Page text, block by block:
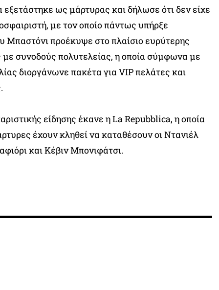
ως μάρτυρας και δήλωσε ότι δεν είχε
με τον οποίο πάντως υπήρξε
Μπαστόνι προέκυψε στο πλαίσιο ευρύτερης
με συνοδούς πολυτελείας, η οποία σύμφωνα με
διοργάνωνε πακέτα για VIP πελάτες και
είδησης έκανε η La Repubblica, η οποία
έχουν κληθεί να καταθέσουν οι Ντανιέλ
και Κέβιν Μπονιφάτσι.